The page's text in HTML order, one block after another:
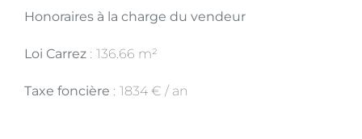
Honoraires à la charge du vendeur
Loi Carrez 136.66 m²
Taxe foncière 1834 € / an